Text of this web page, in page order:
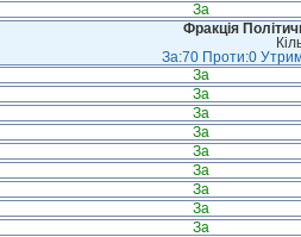
За
Фракція
За:70 Проти:0
За
За
За
За
За
За
За
За
За